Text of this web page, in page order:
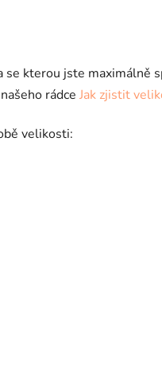
kterou jste maximálně
rádce Jak zjistit
velikosti: